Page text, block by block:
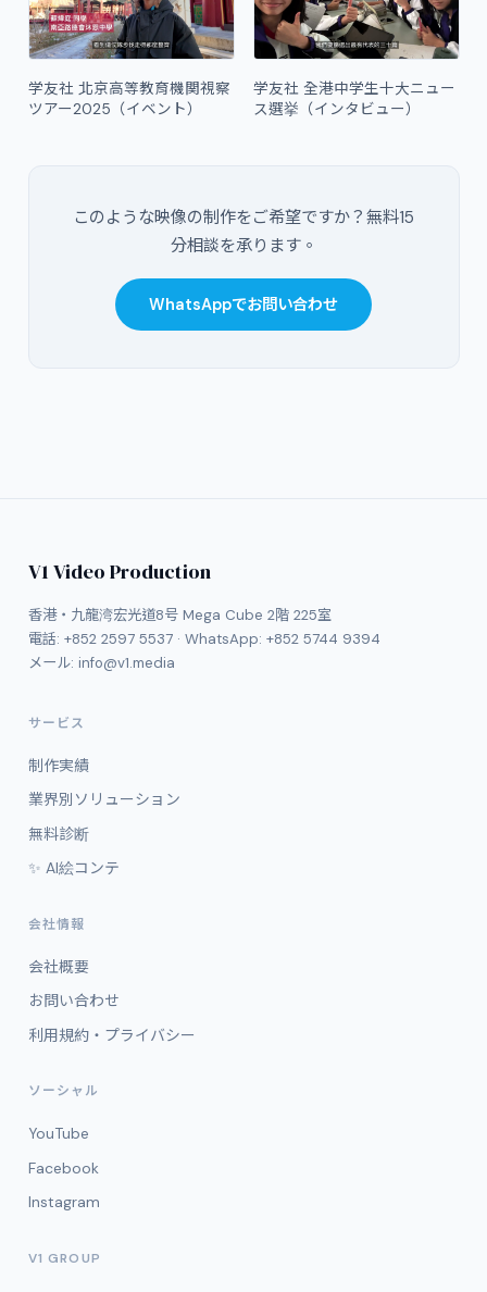
学友社 北京高等教育機関視察
ツアー2025（イベント）
学友社 全港中学生十大ニュー
ス選挙（インタビュー）
このような映像の制作をご希望ですか？無料15
分相談を承ります。
WhatsAppでお問い合わせ
V1 Video Production
香港・九龍湾宏光道8号 Mega Cube 2階 225室
電話: +852 2597 5537· WhatsApp: +852 5744 9394
メール: info@v1.media
サービス
制作実績
業界別ソリューション
無料診断
✨ AI絵コンテ
会社情報
会社概要
お問い合わせ
利用規約・プライバシー
ソーシャル
YouTube
Facebook
Instagram
V1 GROUP